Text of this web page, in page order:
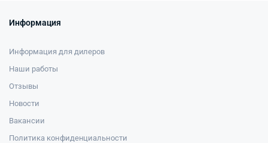
Информация
Информация для дилеров
Наши работы
Отзывы
Новости
Вакансии
Политика конфиденциальности